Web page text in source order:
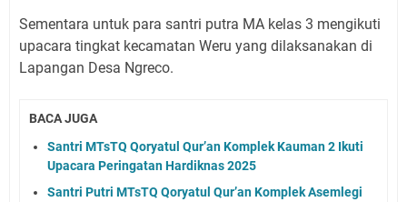
Sementara untuk para santri putra MA kelas 3 mengikuti
upacara tingkat kecamatan Weru yang dilaksanakan di
Lapangan Desa Ngreco.
BACA JUGA
Santri MTsTQ Qoryatul Qur’an Komplek Kauman 2 Ikuti
Upacara Peringatan Hardiknas 2025
Santri Putri MTsTQ Qoryatul Qur’an Komplek Asemlegi